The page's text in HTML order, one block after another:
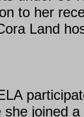
to her
Land
joined